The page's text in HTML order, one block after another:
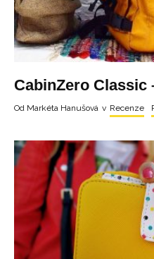
CabinZero Classic
Od Markéta Hanušová v Recenze